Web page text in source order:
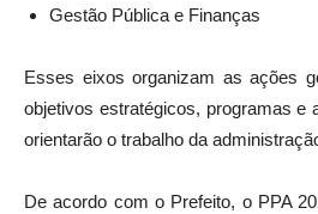
Gestão Pública e Finanças
Esses eixos organizam as ações
objetivos estratégicos, programas e
orientarão o trabalho da
De acordo com o Prefeito, o PPA